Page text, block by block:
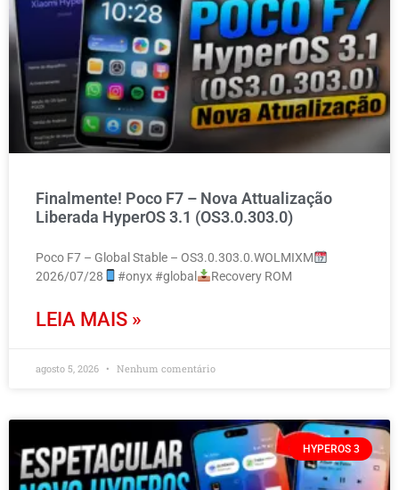
Finalmente! Poco F7 – Nova Attualização
Liberada HyperOS 3.1 (OS3.0.303.0)
Poco F7 – Global Stable – OS3.0.303.0.WOLMIXM
2026/07/28
#onyx #global Recovery ROM
LEIA MAIS »
agosto 5, 2026 Nenhum comentário
HYPEROS 3